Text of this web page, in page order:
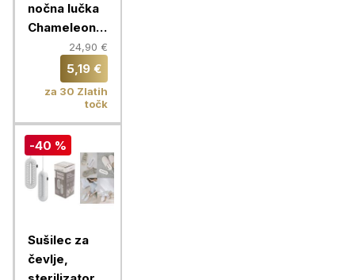
nočna lučka
Chameleon +
hišni polnilec
2x USB
24,90 €
5,19 €
za 30 Zlatih
točk
-40 %
Sušilec za
čevlje,